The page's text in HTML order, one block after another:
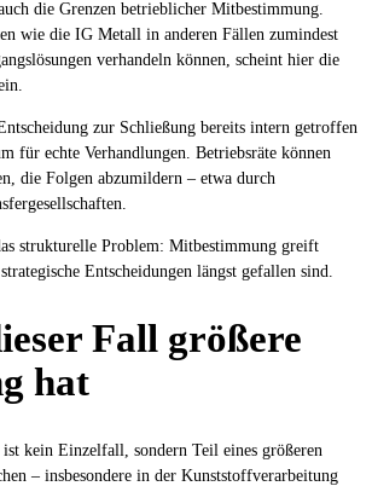
die Grenzen betrieblicher Mitbestimmung.
wie die IG Metall in anderen Fällen zumindest
verhandeln können, scheint hier die
zur Schließung bereits intern getroffen
für echte Verhandlungen. Betriebsräte können
die Folgen abzumildern – etwa durch
strukturelle Problem: Mitbestimmung greift
Entscheidungen längst gefallen sind.
Fall größere
hat
kein Einzelfall, sondern Teil eines größeren
– insbesondere in der Kunststoffverarbeitung